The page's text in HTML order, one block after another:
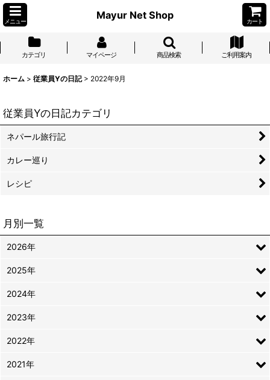
メニュー
Mayur Net Shop
カート
カテゴリ マイページ 商品検索 ご利用案内
ホーム > 従業員Yの日記 > 2022年9月
従業員Yの日記カテゴリ
ネパール旅行記
カレー巡り
レシピ
月別一覧
2026年
2025年
2024年
2023年
2022年
2021年